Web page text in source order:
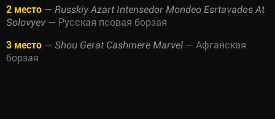
2 место — Russkiy Azart Intensedor Mondeo Esrtavados At
Solovyev — Русская псовая борзая
3 место — Shou Gerat Cashmere Marvel — Афганская
борзая